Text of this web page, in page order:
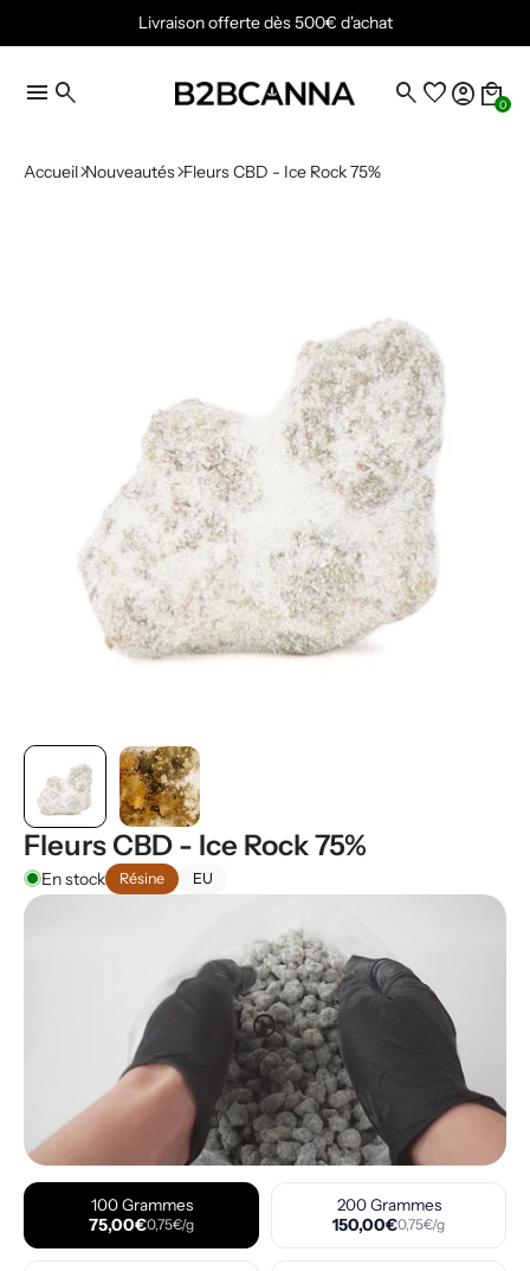
Livraison offerte dès 500€ d'achat
menu search search favoriteaccount_circle local_mall
0
Accueil Nouveautés Fleurs CBD - Ice Rock 75%
Fleurs CBD - Ice Rock 75%
En stock Résine EU
play_circle
100 Grammes
75,00€0,75€/g
200 Grammes
150,00€0,75€/g